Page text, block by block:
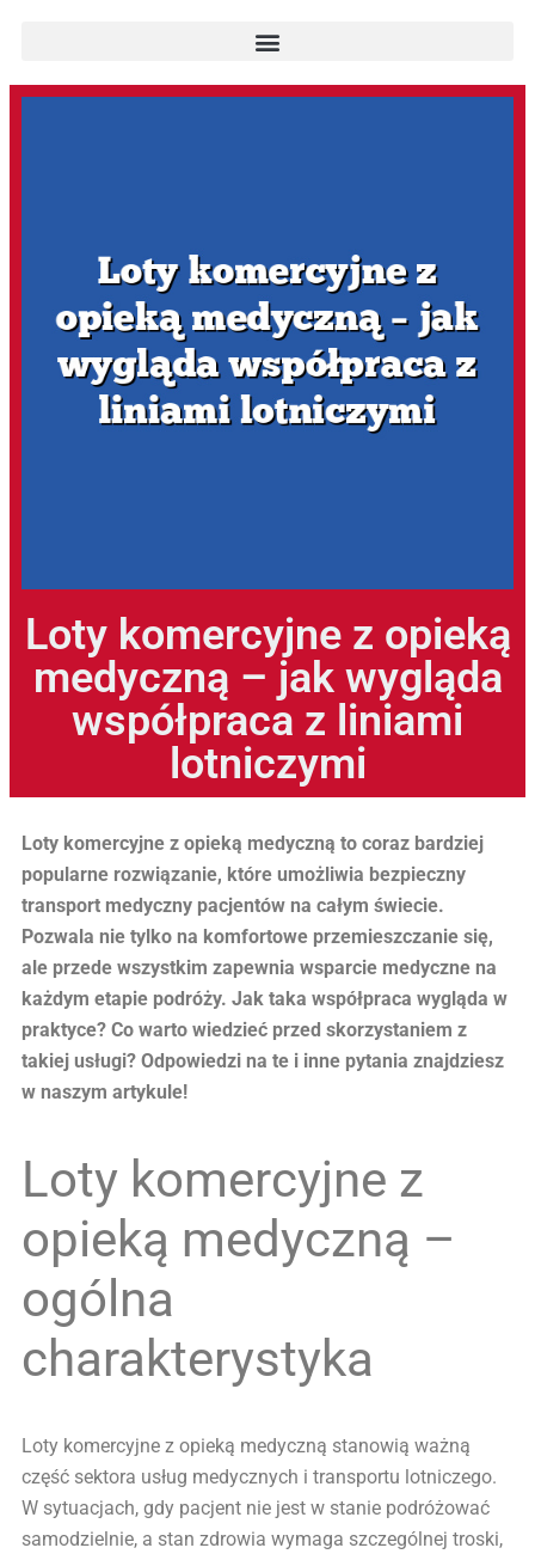
Loty komercyjne z opieką
medyczną – jak wygląda
współpraca z liniami
lotniczymi
Loty komercyjne z opieką medyczną to coraz bardziej
popularne rozwiązanie, które umożliwia bezpieczny
transport medyczny pacjentów na całym świecie.
Pozwala nie tylko na komfortowe przemieszczanie się,
ale przede wszystkim zapewnia wsparcie medyczne na
każdym etapie podróży. Jak taka współpraca wygląda w
praktyce? Co warto wiedzieć przed skorzystaniem z
takiej usługi? Odpowiedzi na te i inne pytania znajdziesz
w naszym artykule!
Loty komercyjne z
opieką medyczną –
ogólna
charakterystyka
Loty komercyjne z opieką medyczną stanowią ważną
część sektora usług medycznych i transportu lotniczego.
W sytuacjach, gdy pacjent nie jest w stanie podróżować
samodzielnie, a stan zdrowia wymaga szczególnej troski,